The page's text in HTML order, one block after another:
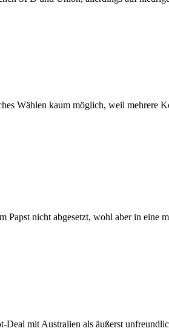
Wählen kaum möglich, weil mehrere
nicht abgesetzt, wohl aber in eine
mit Australien als äußerst